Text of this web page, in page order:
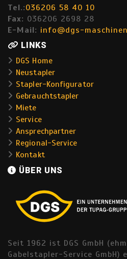
Tel.:036206 58 40 10
Fax: 036206 2698 28
E-Mail: info@dgs-
LINKS
DGS Home
Neustapler
Stapler-Konfigurator
Gebrauchtstapler
Miete
Service
Ansprechpartner
Regional-Service
Kontakt
ÜBER UNS
Seit 1962 ist DGS GmbH
Gabelstapler-Service GmbH)